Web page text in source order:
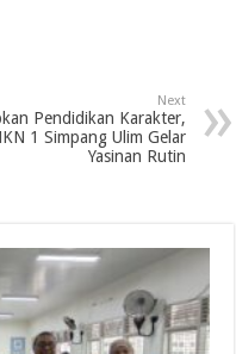
Next
Pendidikan Karakter,
1 Simpang Ulim Gelar
Yasinan Rutin